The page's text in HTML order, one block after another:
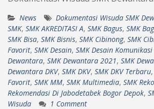
News Dokumentasi Wisuda SMK
SMK, SMK AKREDITASI A, SMK Bagus, SMK
SMK Bisa, SMK Bisnis, SMK Cibinong, SMK
Favorit, SMK Desain, SMK Desain
Dewantara, SMK Dewantara 2021, SMK
Dewantara DKV, SMK DKV, SMK DKV Terbaru,
Favorit, SMK MM, SMK Multimedia, SMK
Rekomendasi Di Jabodetabek Bogor Depok,
Wisuda
1 Comment